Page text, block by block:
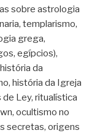
sobre astrologia
templarismo,
grega,
egípcios),
da
história da Igreja
de Ley, ritualística
ocultismo no
secretas, origens